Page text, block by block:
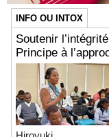
INFO OU INTOX
Soutenir
Principe à